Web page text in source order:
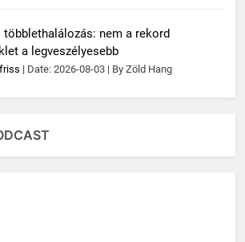
nem a rekord
a legveszélyesebb
Date: 2026-08-03 By Zöld Hang